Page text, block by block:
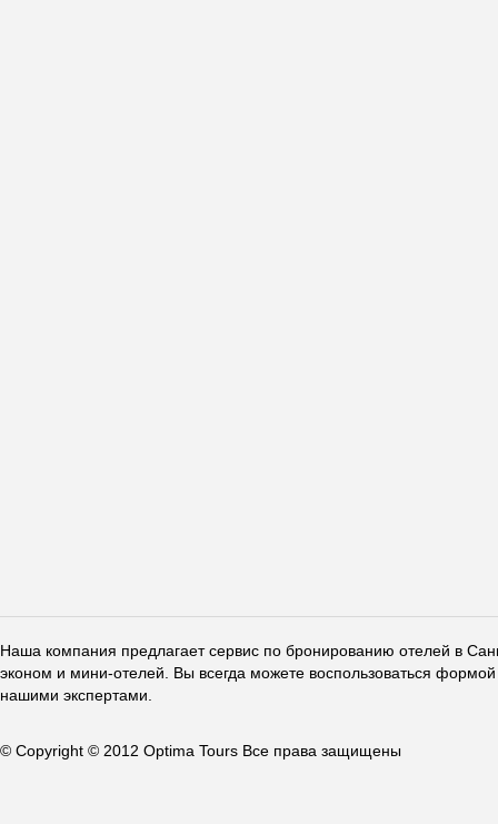
Наша компания предлагает сервис по бронированию отелей в
эконом и мини-отелей. Вы всегда можете воспользоваться
нашими экспертами.
© Copyright © 2012 Optima Tours Все права защищены